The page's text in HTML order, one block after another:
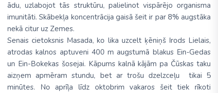
ādu, uzlabojot tās struktūru, palielinot vispārējo organisma
imunitāti. Skābekļa koncentrācija gaisā šeit ir par 8% augstāka
nekā citur uz Zemes.
Senais cietoksnis Masada, ko lika uzcelt ķēniņš Irods Lielais,
atrodas kalnos aptuveni 400 m augstumā blakus Ein-Gedas
un Ein-Bokekas šosejai. Kāpums kalnā kājām pa Čūskas taku
aizņem apmēram stundu, bet ar trošu dzelzceļu tikai 5
minūtes. No aprīļa līdz oktobrim vakaros šeit tiek rīkoti